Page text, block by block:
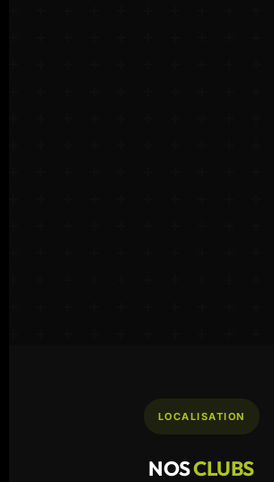
LOCALISATION
NOSCLUBS